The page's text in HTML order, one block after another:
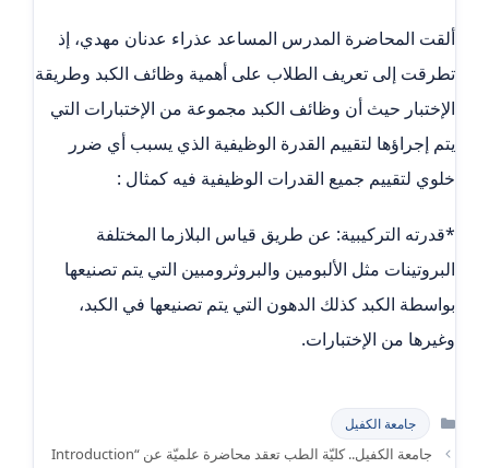
ألقت المحاضرة المدرس المساعد عذراء عدنان مهدي، إذ
تطرقت إلى تعريف الطلاب على أهمية وظائف الكبد وطريقة
الإختبار حيث أن وظائف الكبد مجموعة من الإختبارات التي
يتم إجراؤها لتقييم القدرة الوظيفية الذي يسبب أي ضرر
خلوي لتقييم جميع القدرات الوظيفية فيه كمثال :
*قدرته التركيبية: عن طريق قياس البلازما المختلفة
البروتينات مثل الألبومين والبروثرومبين التي يتم تصنيعها
بواسطة الكبد كذلك الدهون التي يتم تصنيعها في الكبد،
وغيرها من الإختبارات.
التصنيفات
جامعة الكفيل
جامعة الكفيل.. كليّة الطب تعقد محاضرة علميّة عن “Introduction